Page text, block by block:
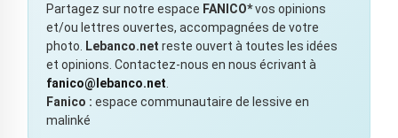
Partagez sur notre espace FANICO*vos opinions
et/ou lettres ouvertes, accompagnées de votre
photo.
Lebanco.net reste ouvert à toutes les idées
et opinions. Contactez-nous en nous écrivant à
fanico@lebanco.net
Fanico : espace communautaire de lessive en
malinké